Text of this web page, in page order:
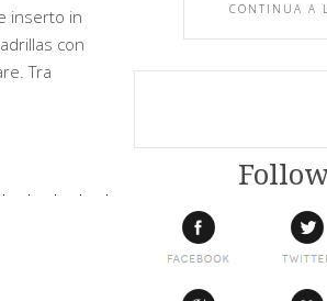
inserto in
con
Tra
CONTINUA A